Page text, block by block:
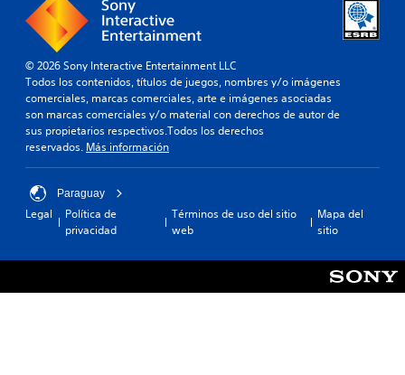
© 2026 Sony Interactive Entertainment LLC
Todos los contenidos, títulos de juegos, nombres y/o imágenes
comerciales, marcas comerciales, arte e imágenes asociadas
son marcas comerciales y/o material con derechos de autor de
sus propietarios respectivos.Todos los derechos
reservados. Más información
Paraguay
Legal
Política de
privacidad
Términos de uso del sitio
web
Mapa del
sitio